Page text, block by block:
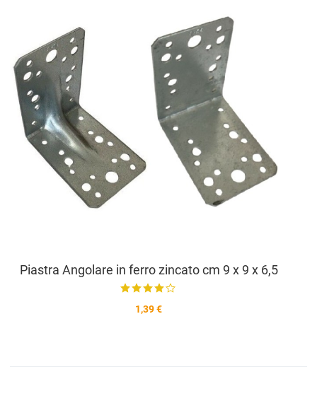
Piastra Angolare in ferro zincato cm 9 x 9 x 6,5
1,39 €